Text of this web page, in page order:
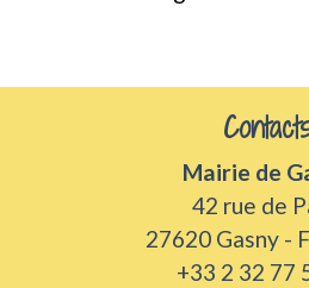
Mairie de
42 rue de
27620 Gasny -
+33 2 32 77